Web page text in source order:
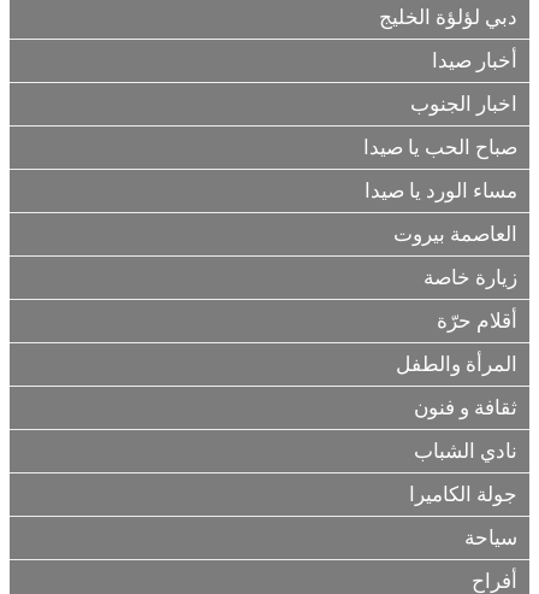
دبي لؤلؤة الخليج
أخبار صيدا
اخبار الجنوب
صباح الحب يا صيدا
مساء الورد يا صيدا
العاصمة بيروت
زيارة خاصة
أقلام حرّة
المرأة والطفل
ثقافة و فنون
نادي الشباب
جولة الكاميرا
سياحة
أفراح